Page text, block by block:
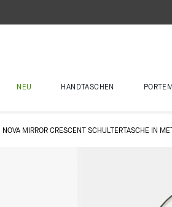
NEU HANDTASCHEN
NOVA MIRROR CRESCENT SCHULTERTASCHE IN